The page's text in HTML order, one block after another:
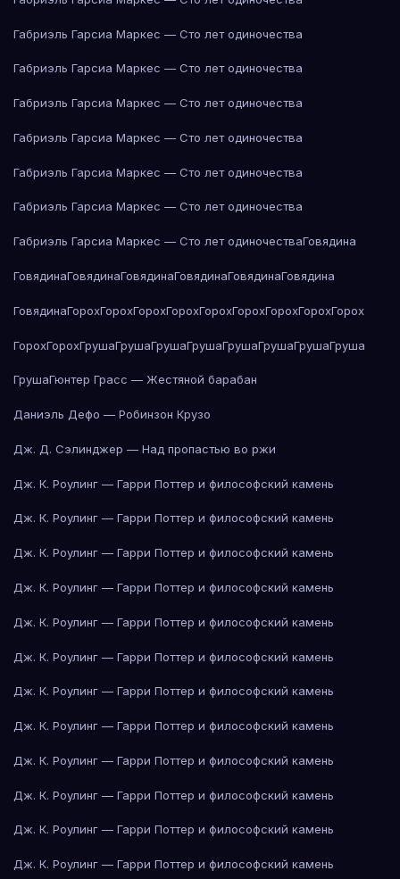
Габриэль Гарсиа Маркес — Сто лет одиночества
Габриэль Гарсиа Маркес — Сто лет одиночества
Габриэль Гарсиа Маркес — Сто лет одиночества
Габриэль Гарсиа Маркес — Сто лет одиночества
Габриэль Гарсиа Маркес — Сто лет одиночества
Габриэль Гарсиа Маркес — Сто лет одиночества
Габриэль Гарсиа Маркес — Сто лет одиночестваГовядина
ГовядинаГовядинаГовядинаГовядинаГовядинаГовядина
ГовядинаГорохГорохГорохГорохГорохГорохГорохГорохГорох
ГорохГорохГрушаГрушаГрушаГрушаГрушаГрушаГрушаГруша
ГрушаГюнтер Грасс — Жестяной барабан
Даниэль Дефо — Робинзон Крузо
Дж. Д. Сэлинджер — Над пропастью во ржи
Дж. К. Роулинг — Гарри Поттер и философский камень
Дж. К. Роулинг — Гарри Поттер и философский камень
Дж. К. Роулинг — Гарри Поттер и философский камень
Дж. К. Роулинг — Гарри Поттер и философский камень
Дж. К. Роулинг — Гарри Поттер и философский камень
Дж. К. Роулинг — Гарри Поттер и философский камень
Дж. К. Роулинг — Гарри Поттер и философский камень
Дж. К. Роулинг — Гарри Поттер и философский камень
Дж. К. Роулинг — Гарри Поттер и философский камень
Дж. К. Роулинг — Гарри Поттер и философский камень
Дж. К. Роулинг — Гарри Поттер и философский камень
Дж. К. Роулинг — Гарри Поттер и философский камень